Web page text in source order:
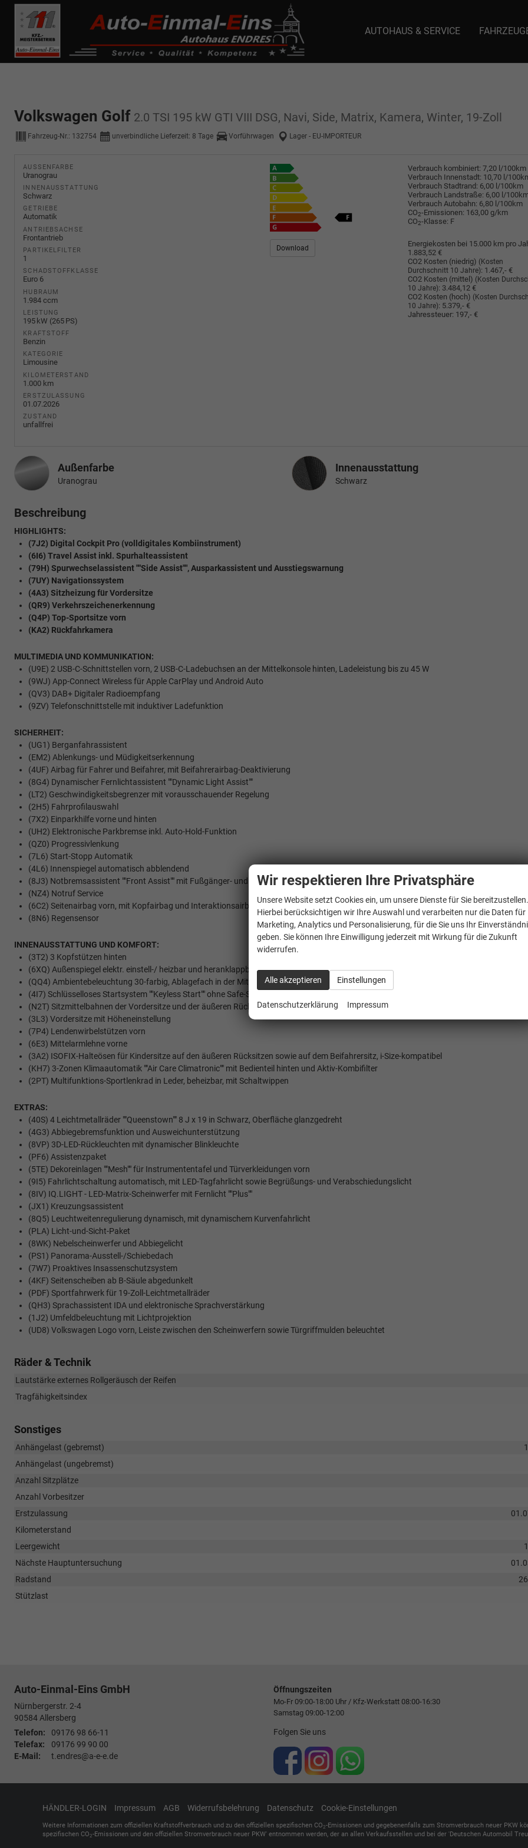
------------ Host Name : selector1._domainkey Points to address or value: selector1-aee-de0k._domainkey.autoeinmaleins.onmicrosoft.com Host
de0k._domainkey.autoeinmaleins.onmicrosoft.com
AUTOHAUS & SERVICE
Volkswagen Golf 2.0 TSI 195 kW GTI VIII DSG, Navi, Side, Matrix, Kamera, Winter, 19-Zoll
Fahrzeug-Nr.: 132754 unverbindliche Lieferzeit: 8 Tage Vorführwagen Lager - EU-IMPORTEUR
AUSSENFARBE
Uranograu
INNENAUSSTATTUNG
Schwarz
GETRIEBE
Automatik
ANTRIEBSACHSE
Frontantrieb
PARTIKELFILTER
1
SCHADSTOFFKLASSE
Euro 6
HUBRAUM
1.984 ccm
LEISTUNG
195 kW (265 PS)
KRAFTSTOFF
Benzin
KATEGORIE
Limousine
KILOMETERSTAND
1.000 km
ERSTZULASSUNG
01.07.2026
ZUSTAND
unfallfrei
Verbrauch kombiniert: 7,20 l/100km
Verbrauch Innenstadt: 10,70 l/
Verbrauch Stadtrand: 6,00 l/100km
Verbrauch Landstraße: 6,00 l/
Verbrauch Autobahn: 6,80 l/100km
CO2-Emissionen: 163,00 g/km
CO2-Klasse: F
Download
Energiekosten bei 15.000 km pro
1.883,52 €
CO2 Kosten (niedrig) (Kosten
Durchschnitt 10 Jahre): 1.467,- €
CO2 Kosten (mittel) (Kosten
10 Jahre): 3.484,12 €
CO2 Kosten (hoch) (Kosten
10 Jahre): 5.379,- €
Jahressteuer: 197,- €
Außenfarbe
Uranograu
InnenausstattungInnenausstattung
Schwarz
Beschreibung
HIGHLIGHTS:
(7J2) Digital Cockpit Pro (volldigitales Kombiinstrument)
(6I6) Travel Assist inkl. Spurhalteassistent
(79H) Spurwechselassistent ""Side Assist"", Ausparkassistent und Ausstiegswarnung
(7UY) Navigationssystem
(4A3) Sitzheizung für Vordersitze
(QR9) Verkehrszeichenerkennung
(Q4P) Top-Sportsitze vorn
(KA2) Rückfahrkamera
MULTIMEDIA UND KOMMUNIKATION:
(U9E) 2 USB-C-Schnittstellen vorn, 2 USB-C-Ladebuchsen an der Mittelkonsole hinten, Ladeleistung bis zu 45 W
(9WJ) App-Connect Wireless für Apple CarPlay und Android Auto
(QV3) DAB+ Digitaler Radioempfang
(9ZV) Telefonschnittstelle mit induktiver Ladefunktion
SICHERHEIT:
(UG1) Berganfahrassistent
(EM2) Ablenkungs- und Müdigkeitserkennung
(4UF) Airbag für Fahrer und Beifahrer, mit Beifahrerairbag-Deaktivierung
(8G4) Dynamischer Fernlichtassistent ""Dynamic Light Assist""
(LT2) Geschwindigkeitsbegrenzer mit vorausschauender Regelung
(2H5) Fahrprofilauswahl
(7X2) Einparkhilfe vorne und hinten
(UH2) Elektronische Parkbremse inkl. Auto-Hold-Funktion
(QZ0) Progressivlenkung
(7L6) Start-Stopp Automatik
(4L6) Innenspiegel automatisch abblendend
(8J3) Notbremsassistent ""Front Assist"" mit Fußgänger- und Radfahrererkennung
(NZ4) Notruf Service
(6C2) Seitenairbag vorn, mit Kopfairbag und Interaktionsairbag vorn
(8N6) Regensensor
INNENAUSSTATTUNG UND KOMFORT:
(3T2) 3 Kopfstützen hinten
(6XQ) Außenspiegel elektr. einstell-/ heizbar und heranklappbar
(QQ4) Ambientebeleuchtung 30-farbig, Ablagefach in der Mittelkonsole vorn beleuchtet
(4I7) Schlüsselloses Startsystem ""Keyless Start"" ohne Safe-Sicherung
(N2T) Sitzmittelbahnen der Vordersitze und der äußeren Rücksitzplätze in Stoff ""Scale Paper""
(3L3) Vordersitze mit Höheneinstellung
(7P4) Lendenwirbelstützen vorn
(6E3) Mittelarmlehne vorne
(3A2) ISOFIX-Halteösen für Kindersitze auf den äußeren Rücksitzen sowie auf dem Beifahrersitz, i-Size-kompatibel
(KH7) 3-Zonen Klimaautomatik ""Air Care Climatronic"" mit Bedienteil hinten und Aktiv-Kombifilter
(2PT) Multifunktions-Sportlenkrad in Leder, beheizbar, mit Schaltwippen
EXTRAS:
(40S) 4 Leichtmetallräder ""Queenstown"" 8 J x 19 in Schwarz, Oberfläche glanzgedreht
(4G3) Abbiegebremsfunktion und Ausweichunterstützung
(8VP) 3D-LED-Rückleuchten mit dynamischer Blinkleuchte
(PF6) Assistenzpaket
(5TE) Dekoreinlagen ""Mesh"" für Instrumententafel und Türverkleidungen vorn
(9I5) Fahrlichtschaltung automatisch, mit LED-Tagfahrlicht sowie Begrüßungs- und Verabschiedungslicht
(8IV) IQ.LIGHT - LED-Matrix-Scheinwerfer mit Fernlicht ""Plus""
(JX1) Kreuzungsassistent
(8Q5) Leuchtweitenregulierung dynamisch, mit dynamischem Kurvenfahrlicht
(PLA) Licht-und-Sicht-Paket
(8WK) Nebelscheinwerfer und Abbiegelicht
(PS1) Panorama-Ausstell-/Schiebedach
(7W7) Proaktives Insassenschutzsystem
(4KF) Seitenscheiben ab B-Säule abgedunkelt
(PDF) Sportfahrwerk für 19-Zoll-Leichtmetallräder
(QH3) Sprachassistent IDA und elektronische Sprachverstärkung
(1J2) Umfeldbeleuchtung mit Lichtprojektion
(UD8) Volkswagen Logo vorn, Leiste zwischen den Scheinwerfern sowie Türgriffmulden beleuchtet
Räder & Technik
Lautstärke externes Rollgeräusch der Reifen
Tragfähigkeitsindex
Sonstiges
Anhängelast (gebremst)
Anhängelast (ungebremst)
Anzahl Sitzplätze
Anzahl Vorbesitzer
Erstzulassung
Kilometerstand
Leergewicht
Nächste Hauptuntersuchung
Radstand
Stützlast
Auto-Einmal-Eins GmbH
Nürnbergerstr. 2-4
90584Allersberg
Telefon:
09176 98 66-11
Telefax:
09176 99 90 00
E-Mail:
t.endres@a-e-e.de
Öffnungszeiten
Mo-Fr 09:00-18:00 Uhr / Kfz-Werkstatt 08:00-16:30
Samstag 09:00-12:00
Folgen Sie uns
HÄNDLER-LOGIN Impressum AGB Widerrufsbelehrung Datenschutz Cookie-Einstellungen
Weitere Informationen zum offiziellen Kraftstoffverbrauch und zu den offiziellen spezifischen CO2-Emissionen und gegebenenfalls zum Stromverbrauch neuer PKW
spezifischen CO2-Emissionen und den offiziellen Stromverbrauch neuer PKW' entnommen werden, der an allen Verkaufsstellen und bei der 'Deutschen Automobil
Wir respektieren Ihre Privatsphäre
Unsere Website setzt Cookies ein, um unsere Dienste für Sie
Hierbei berücksichtigen wir Ihre Auswahl und verarbeiten nur die Daten für
Marketing, Analytics und Personalisierung, für die Sie uns Ihr
geben. Sie können Ihre Einwilligung jederzeit mit Wirkung für die Zukunft
widerrufen.
Alle akzeptieren Einstellungen
Datenschutzerklärung Impressum